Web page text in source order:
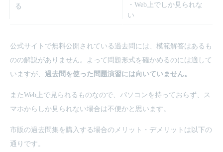
る
・Web上でしか見られな
い
公式サイトで無料公開されている過去問には、模範解答はあるも
のの解説がありません。よって問題形式を確かめるのには適して
いますが、 過去問を使った問題演習には向いていません。
またWeb上で見られるものなので、パソコンを持っておらず、ス
マホからしか見られない場合は不便かと思います。
市販の過去問集を購入する場合のメリット・デメリットは以下の
通りです。